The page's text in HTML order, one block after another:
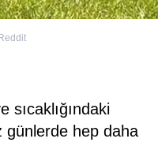
sıcaklığındaki
günlerde hep daha